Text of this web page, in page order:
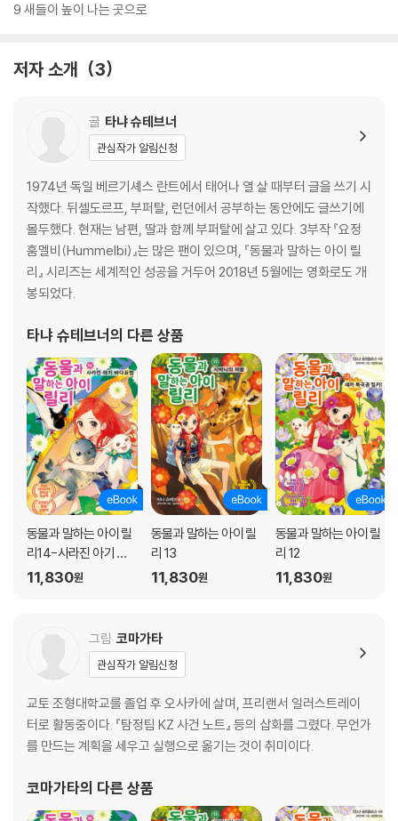
9 새들이 높이 나는 곳으로
저자 소개 3
글 타냐 슈테브너
관심작가 알림신청
1974년 독일 베르기셰스 란트에서 태어나 열 살 때부터 글을 쓰기 시
작했다. 뒤셀도르프, 부퍼탈, 런던에서 공부하는 동안에도 글쓰기에
몰두했다. 현재는 남편, 딸과 함께 부퍼탈에 살고 있다. 3부작 『요정
훔멜비(Hummelbi)』는 많은 팬이 있으며, 『동물과 말하는 아이 릴
리』 시리즈는 세계적인 성공을 거두어 2018년 5월에는 영화로도 개
봉되었다.
타냐 슈테브너의 다른 상품
동물과 말하는 아이 릴
리14-사라진 아기 바
다표범
11,830원
동물과 말하는 아이 릴
리 13
11,830원
동물과 말하는 아이 릴
리 12
11,830원
그림 코마가타
관심작가 알림신청
교토 조형대학교를 졸업 후 오사카에 살며, 프리랜서 일러스트레이
터로 활동중이다. 『탐정팀 KZ 사건 노트』 등의 삽화를 그렸다. 무언가
를 만드는 계획을 세우고 실행으로 옮기는 것이 취미이다.
코마가타의 다른 상품